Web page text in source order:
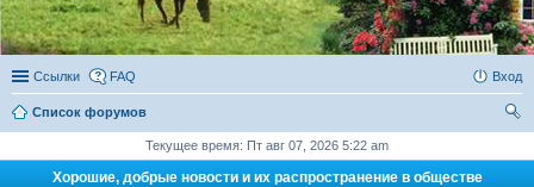
Ссылки FAQ Вход
Список форумов
Текущее время: Пт авг 07, 2026 5:22 am
Хорошие, добрые новости и их распространение в обществе